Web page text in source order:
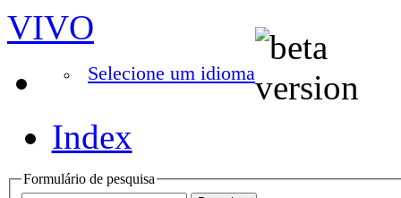
VIVO
Selecione um idioma
Index
Formulário de pesquisa